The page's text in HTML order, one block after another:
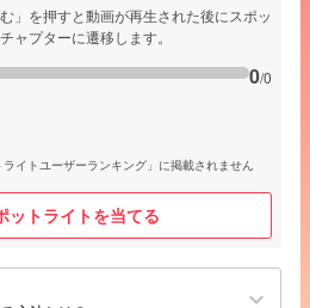
」を押すと動画が再生された後にスポッ
ャプターに遷移します。
0/0
イトユーザーランキング」に掲載されません
ットライトを当てる
keyboard_arrow_down